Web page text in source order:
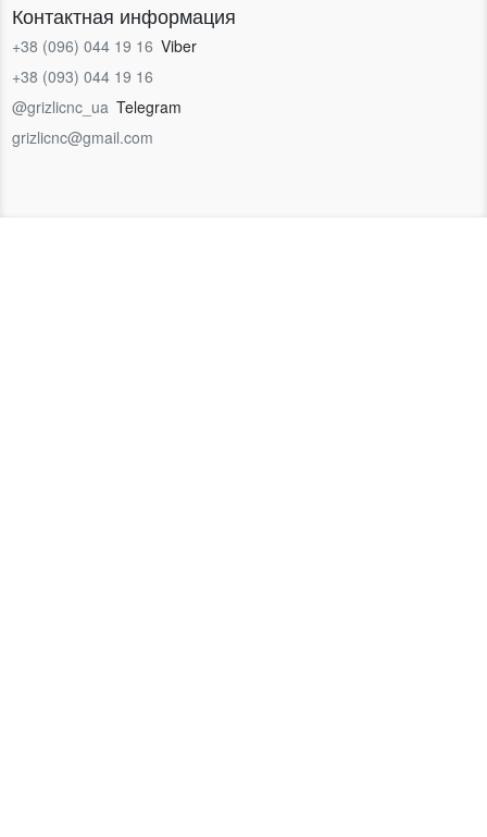
Контактная информация
+38 (096) 044 19 16 Viber
+38 (093) 044 19 16
@grizlicnc_ua Telegram
grizlicnc@gmail.com